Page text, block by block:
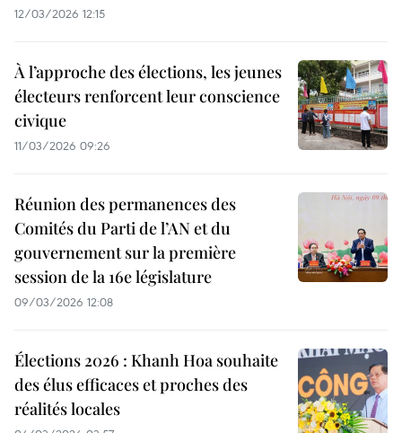
12/03/2026 12:15
À l’approche des élections, les jeunes
électeurs renforcent leur conscience
civique
11/03/2026 09:26
Réunion des permanences des
Comités du Parti de l’AN et du
gouvernement sur la première
session de la 16e législature
09/03/2026 12:08
Élections 2026 : Khanh Hoa souhaite
des élus efficaces et proches des
réalités locales